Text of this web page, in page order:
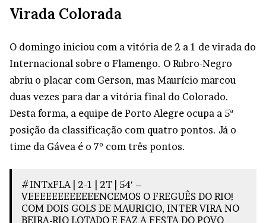
Virada Colorada
O domingo iniciou com a vitória de 2 a 1 de virada do
Internacional sobre o Flamengo. O Rubro-Negro
abriu o placar com Gerson, mas Maurício marcou
duas vezes para dar a vitória final do Colorado.
Desta forma, a equipe de Porto Alegre ocupa a 5ª
posição da classificação com quatro pontos. Já o
time da Gávea é o 7º com três pontos.
#INTxFLA | 2-1 | 2T | 54′ –
VEEEEEEEEEEEENCEMOS O FREGUÊS DO RIO!
COM DOIS GOLS DE MAURICIO, INTER VIRA NO
BEIRA-RIO LOTADO E FAZ A FESTA DO POVO